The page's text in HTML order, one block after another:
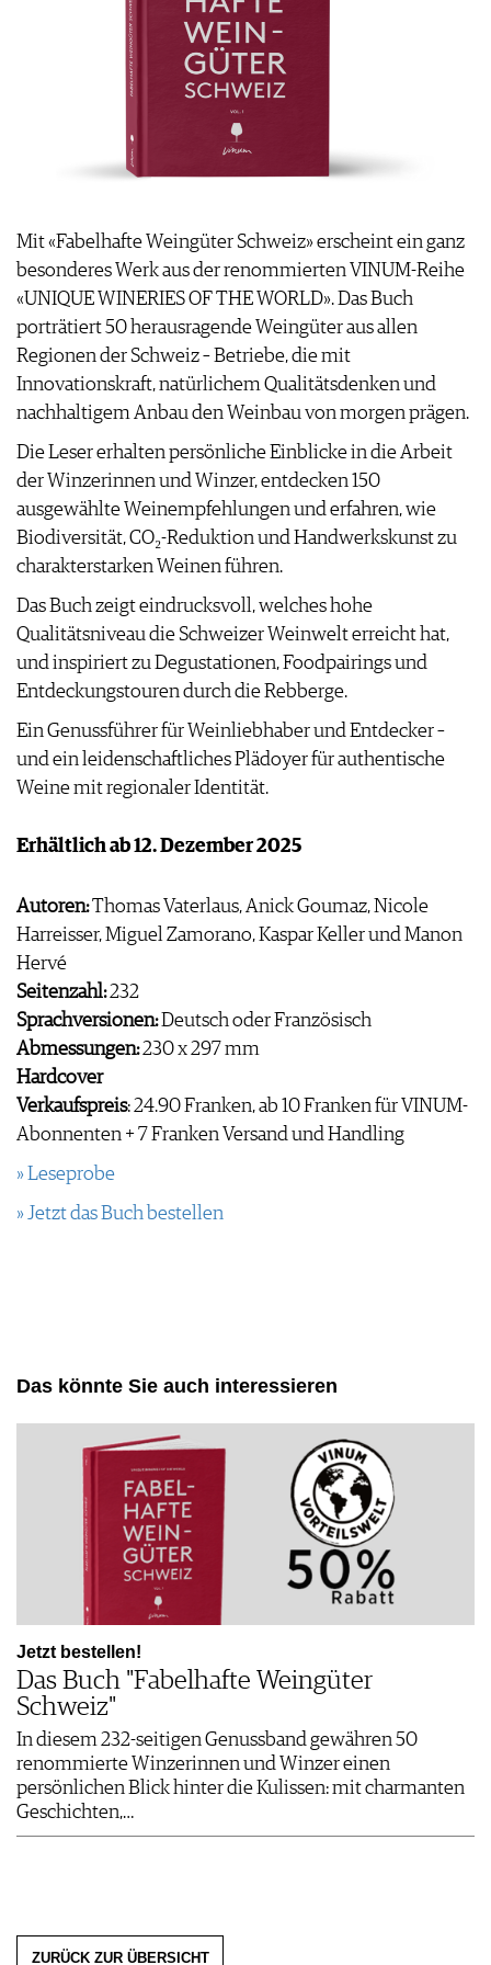
VORTEILSWELT
WEINWIRTSCHAFT
WEINSZENE
PORTRAITS
VINOPHILES
JOBS
IMPRESSUM
AGB & DATENSCHUTZ
FAQ
Mit «Fabelhafte Weingüter Schweiz» erscheint ein ganz
besonderes Werk aus der renommierten VINUM-Reihe
«UNIQUE WINERIES OF THE WORLD». Das Buch
porträtiert 50 herausragende Weingüter aus allen
Regionen der Schweiz – Betriebe, die mit
Innovationskraft, natürlichem Qualitätsdenken und
nachhaltigem Anbau den Weinbau von morgen prägen.
Die Leser erhalten persönliche Einblicke in die Arbeit
der Winzerinnen und Winzer, entdecken 150
ausgewählte Weinempfehlungen und erfahren, wie
Biodiversität, CO₂-Reduktion und Handwerkskunst zu
charakterstarken Weinen führen.
Das Buch zeigt eindrucksvoll, welches hohe
Qualitätsniveau die Schweizer Weinwelt erreicht hat,
und inspiriert zu Degustationen, Foodpairings und
Entdeckungstouren durch die Rebberge.
Ein Genussführer für Weinliebhaber und Entdecker –
und ein leidenschaftliches Plädoyer für authentische
Weine mit regionaler Identität.
Erhältlich ab 12. Dezember 2025
Autoren:Thomas Vaterlaus, Anick Goumaz, Nicole
Harreisser, Miguel Zamorano, Kaspar Keller und Manon
Hervé
Seitenzahl:232
Sprachversionen:Deutsch oder Französisch
Abmessungen:230 x 297 mm
Hardcover
Verkaufspreis: 24.90 Franken, ab 10 Franken für VINUM-
Abonnenten + 7 Franken Versand und Handling
» Leseprobe
» Jetzt das Buch bestellen
Das könnte Sie auch interessieren
Jetzt bestellen!
Das Buch "Fabelhafte Weingüter
Schweiz"
In diesem 232-seitigen Genussband gewähren 50
renommierte Winzerinnen und Winzer einen
persönlichen Blick hinter die Kulissen: mit charmanten
Geschichten,…
ZURÜCK ZUR ÜBERSICHT